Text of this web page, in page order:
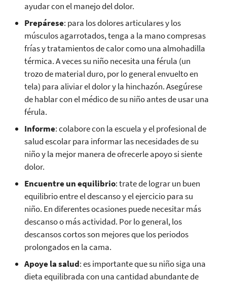
ayudar con el manejo del dolor.
Prepárese: para los dolores articulares y los
músculos agarrotados, tenga a la mano compresas
frías y tratamientos de calor como una almohadilla
térmica. A veces su niño necesita una férula (un
trozo de material duro, por lo general envuelto en
tela) para aliviar el dolor y la hinchazón. Asegúrese
de hablar con el médico de su niño antes de usar una
férula.
Informe: colabore con la escuela y el profesional de
salud escolar para informar las necesidades de su
niño y la mejor manera de ofrecerle apoyo si siente
dolor.
Encuentre un equilibrio: trate de lograr un buen
equilibrio entre el descanso y el ejercicio para su
niño. En diferentes ocasiones puede necesitar más
descanso o más actividad. Por lo general, los
descansos cortos son mejores que los periodos
prolongados en la cama.
Apoye la salud: es importante que su niño siga una
dieta equilibrada con una cantidad abundante de